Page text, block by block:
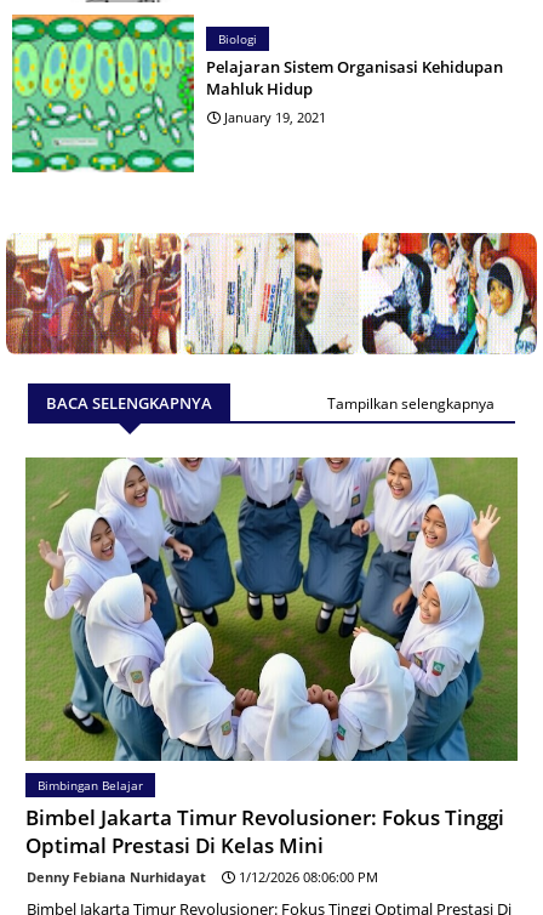
Biologi
Pelajaran Sistem Organisasi Kehidupan
Mahluk Hidup
January 19, 2021
BACA SELENGKAPNYA Tampilkan selengkapnya
Bimbingan Belajar
Bimbel Jakarta Timur Revolusioner: Fokus Tinggi
Optimal Prestasi Di Kelas Mini
Denny Febiana Nurhidayat 1/12/2026 08:06:00 PM
Bimbel Jakarta Timur Revolusioner: Fokus Tinggi Optimal Prestasi Di